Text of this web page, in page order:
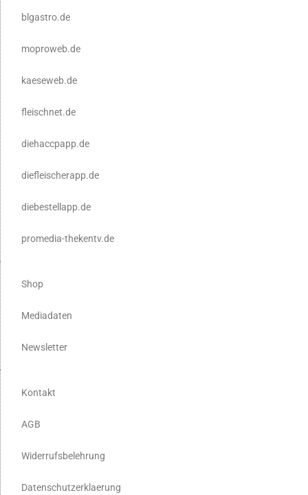
blgastro.de
moproweb.de
kaeseweb.de
fleischnet.de
diehaccpapp.de
diefleischerapp.de
diebestellapp.de
promedia-thekentv.de
Shop
Mediadaten
Newsletter
Kontakt
AGB
Widerrufsbelehrung
Datenschutzerklaerung